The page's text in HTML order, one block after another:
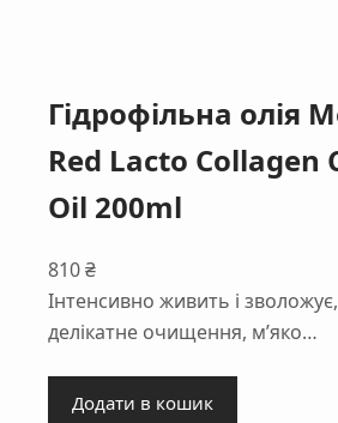
Гідрофільна олія
Red Lacto Collagen
Oil 200ml
810₴
Інтенсивно живить і
делікатне очищення, м’яко…
Додати в кошик